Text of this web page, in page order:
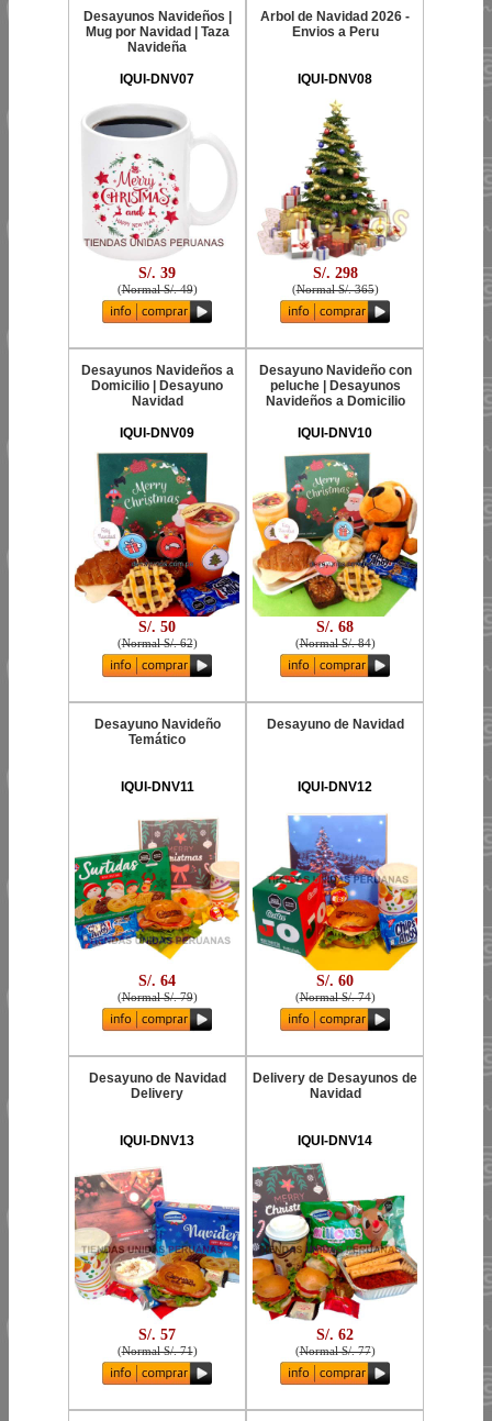
Desayunos Navideños |
Mug por Navidad | Taza
Navideña
IQUI-DNV07
S/. 39
(Normal S/. 49)
Arbol de Navidad 2026 -
Envios a Peru
IQUI-DNV08
S/. 298
(Normal S/. 365)
Desayunos Navideños a
Domicilio | Desayuno
Navidad
IQUI-DNV09
S/. 50
(Normal S/. 62)
Desayuno Navideño con
peluche | Desayunos
Navideños a Domicilio
IQUI-DNV10
S/. 68
(Normal S/. 84)
Desayuno Navideño
Temático
IQUI-DNV11
S/. 64
(Normal S/. 79)
Desayuno de Navidad
IQUI-DNV12
S/. 60
(Normal S/. 74)
Desayuno de Navidad
Delivery
IQUI-DNV13
S/. 57
(Normal S/. 71)
Delivery de Desayunos de
Navidad
IQUI-DNV14
S/. 62
(Normal S/. 77)